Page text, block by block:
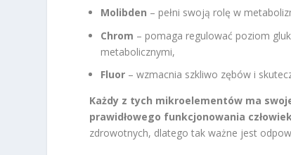
Molibden – pełni swoją rolę w
Chrom – pomaga regulować poziom
metabolicznymi,
Fluor – wzmacnia szkliwo zębów i
Każdy z tych mikroelementów ma
prawidłowego funkcjonowania
zdrowotnych, dlatego tak ważne jest